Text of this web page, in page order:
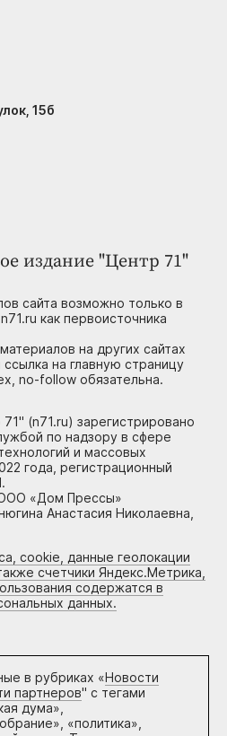
издание "Центр 71"
сайта возможно только в
как первоисточника
на других сайтах
на главную страницу
no-follow обязательна.
(n71.ru) зарегистрировано
по надзору в сфере
и массовых
года, регистрационный
ООО «Дом Прессы»
Анастасия Николаевна,
cookie, данные геолокации
счетчики Яндекс.Метрика,
содержатся в
данных.
в рубриках «Новости
партнеров" с тегами
дума»,
«политика»,
15б